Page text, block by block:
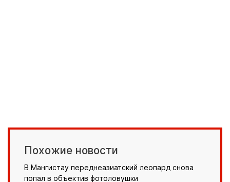
Похожие новости
В Мангистау переднеазиатский леопард снова
попал в объектив фотоловушки